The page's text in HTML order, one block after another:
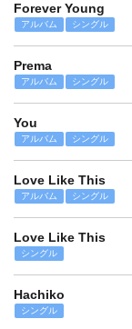
Forever Young
アルバム シングル
Prema
アルバム シングル
You
アルバム シングル
Love Like This
アルバム シングル
Love Like This
シングル
Hachiko
シングル